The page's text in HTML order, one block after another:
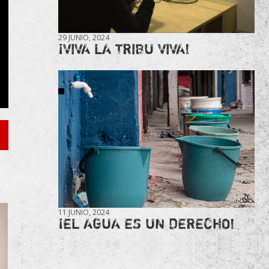
29 JUNIO, 2024
¡VIVA LA TRIBU VIVA!
11 JUNIO, 2024
¡EL AGUA ES UN DERECHO!